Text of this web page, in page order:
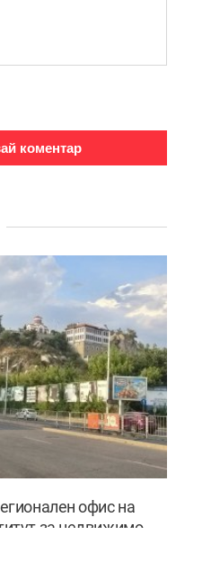
офис на
за недвижимо